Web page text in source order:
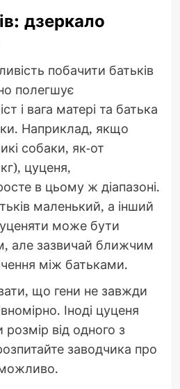
дзеркало
побачити батьків
полегшує
і вага матері та батька
Наприклад, якщо
собаки, як-от
цуценя,
в цьому ж діапазоні.
маленький, а інший
може бути
але зазвичай ближчим
між батьками.
що гени не завжди
Іноді цуценя
від одного з
заводчика про